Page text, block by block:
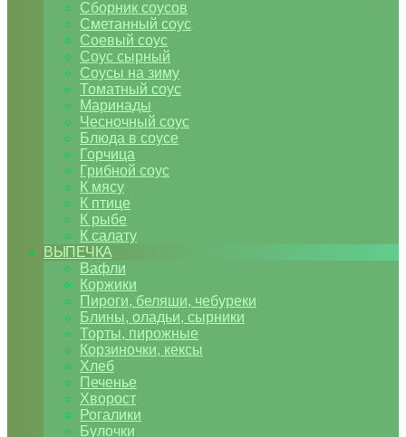
Сборник соусов
Сметанный соус
Соевый соус
Соус сырный
Соусы на зиму
Томатный соус
Маринады
Чесночный соус
Блюда в соусе
Горчица
Грибной соус
К мясу
К птице
К рыбе
К салату
ВЫПЕЧКА
Вафли
Коржики
Пироги, беляши, чебуреки
Блины, оладьи, сырники
Торты, пирожные
Корзиночки, кексы
Хлеб
Печенье
Хворост
Рогалики
Булочки